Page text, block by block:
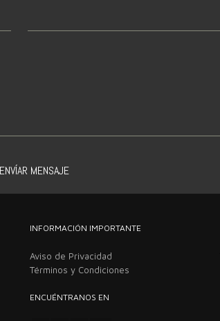
INFORMACIÓN IMPORTANTE
Aviso de Privacidad
Términos y Condiciones
ENCUÉNTRANOS EN